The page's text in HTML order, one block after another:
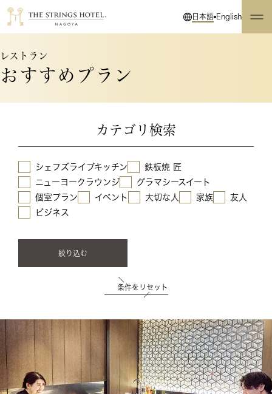
日本語 English
レストラン
おすすめプラン
カテゴリ検索
シェフズライブキッチン
鉄板焼 匠
ニューヨークラウンジ
グラマシースイート
個室プラン
イベント 大切な人 家族
友人
ビジネス
絞り込む
条件をリセット